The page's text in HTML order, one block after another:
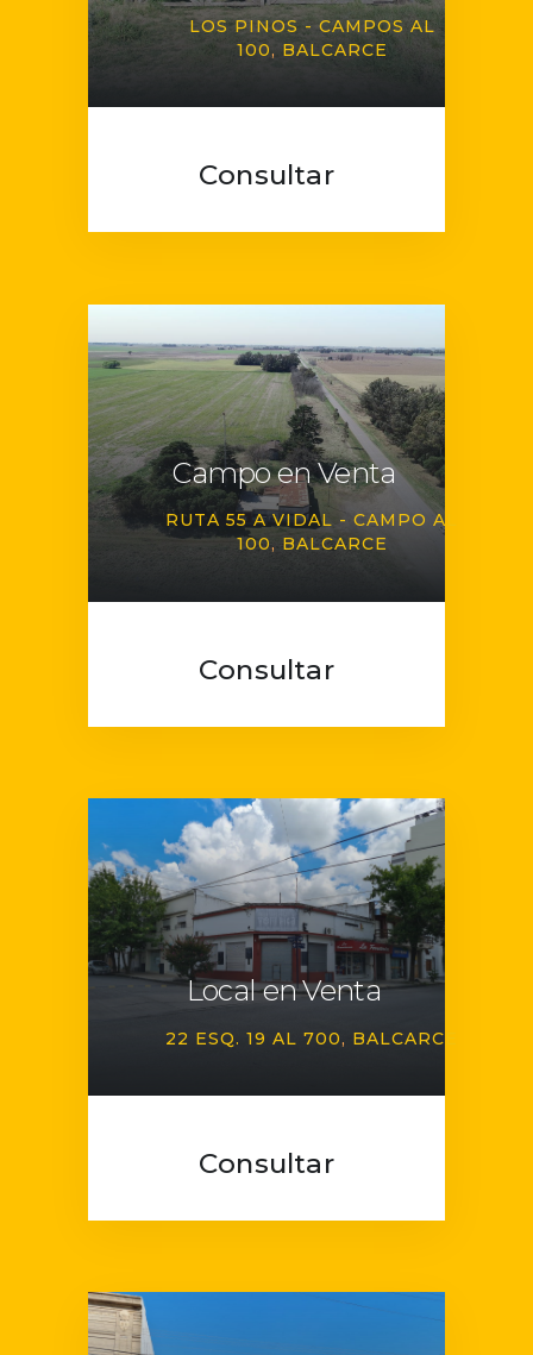
LOS PINOS - CAMPOS AL
100
BALCARCE
Consultar
Campo en Venta
RUTA 55 A VIDAL - CAMPO AL
100
BALCARCE
Consultar
Local en Venta
22 ESQ. 19 AL 700 BALCARCE
Consultar